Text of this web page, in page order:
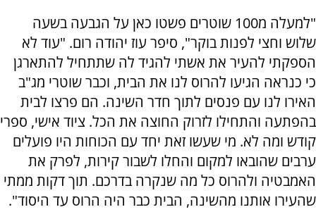
"למעלה מ100 שוטרים פשטו כאן על הגבעה בשעה
שלוש וחצי לפנות בוקר", סיפר עוז יהודה רום. "עוד לא
הספקתי להעיר את אשתי להגיד לה שתתחיל להתארגן
כי כנראה הגיעו להרוס לנו את הבית, וכבר שוטרי מג"ב
האירו לנו עם פנסים לתוך חדר השינה. הם פרצו לבית
בהפתעה והתחילו לזרוק החוצה את הכל. ציוד אישי, ספרי
קודש ומה לא. מי שעשו זאת יחד עם הכוחות היו פועלים
ערבים שהובאו למקום והחלו לשבור קירות, לפרק את
האמבטיה ולהרוס כל מה שנקרה בדרכם. תוך דקות ממתי
שהעירו אותנו מהשינה, הבית כבר היה הרוס עד היסוד".